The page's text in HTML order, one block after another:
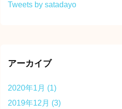
Tweets by satadayo
アーカイブ
2020年1月 (1)
2019年12月 (3)